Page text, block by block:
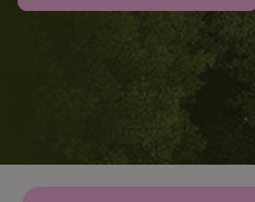
_nhftconstraint_search-
_nhftconstraint_search-
lowest-price